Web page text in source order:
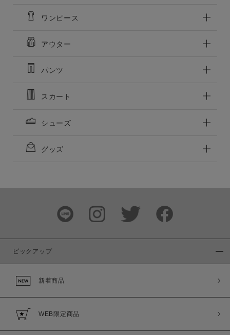
ワンピース
アウター
パンツ
スカート
シューズ
グッズ
ピックアップ
新着商品
WEB限定商品